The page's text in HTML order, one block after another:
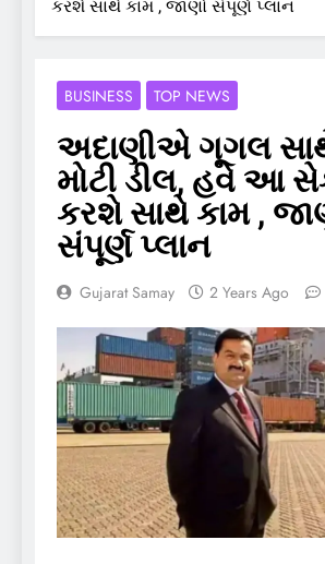
કરશે સાથે કામ , જાણો સંપૂર્ણ પ્લાન
BUSINESS TOP NEWS
અદાણીએ ગૂગલ
મોટી ડીલ, હવે આ
કરશે સાથે કામ ,
સંપૂર્ણ પ્લાન
Gujarat Samay 2 Years Ago